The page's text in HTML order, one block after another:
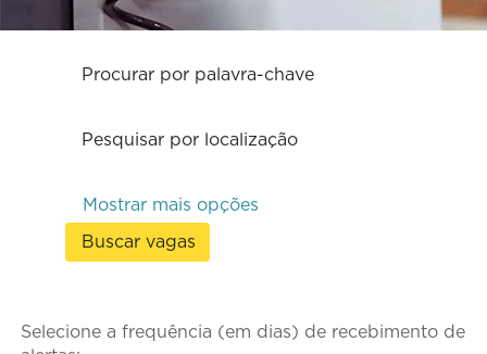
Procurar por palavra-chave
Pesquisar por localização
Mostrar mais opções
Selecione a frequência (em dias) de recebimento de